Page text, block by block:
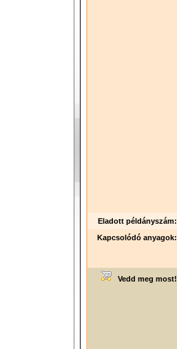
Eladott példányszám:
Kapcsolódó anyagok:
Vedd meg most!